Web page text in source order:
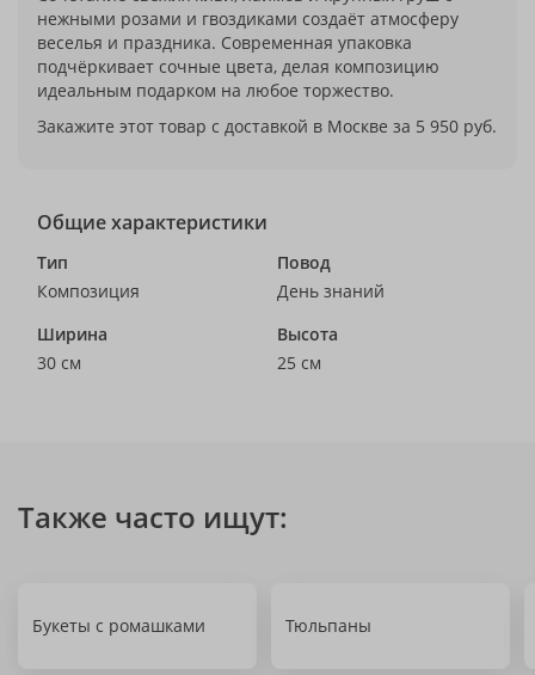
нежными розами и гвоздиками создаёт атмосферу
веселья и праздника. Современная упаковка
подчёркивает сочные цвета, делая композицию
идеальным подарком на любое торжество.
Закажите этот товар с доставкой в Москве за 5 950 руб.
Общие характеристики
Тип
Композиция
Повод
День знаний
Ширина
30 см
Высота
25 см
Также часто ищут:
Букеты с ромашками Тюльпаны